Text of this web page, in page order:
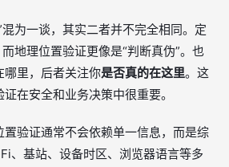
为一谈，其实二者并不完全相同。定
地理位置验证更像是“判断真伪”。也
哪里，后者关注你是否真的在这里。这
在安全和业务决策中很重要。
验证通常不会依赖单一信息，而是综
、基站、设备时区、浏览器语言等多